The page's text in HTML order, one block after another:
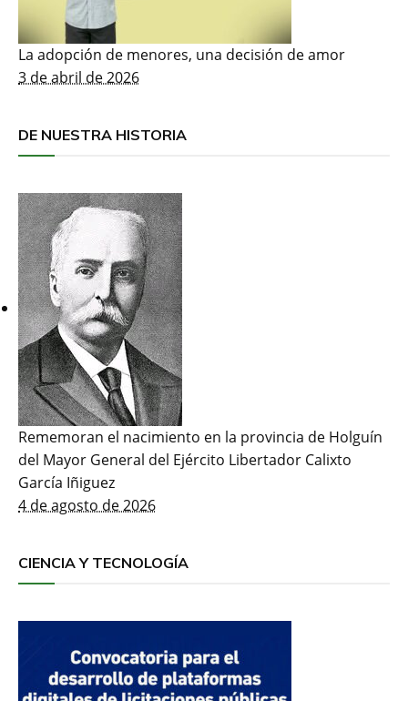
La adopción de menores, una decisión de amor
3 de abril de 2026
DE NUESTRA HISTORIA
Rememoran el nacimiento en la provincia de Holguín
del Mayor General del Ejército Libertador Calixto
García Iñiguez
4 de agosto de 2026
CIENCIA Y TECNOLOGÍA